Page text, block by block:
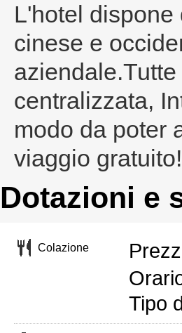
L'hotel
cinese e
centralizzata,
modo da poter
viaggio gratuito!
Dotazioni e
Colazione
Tipo